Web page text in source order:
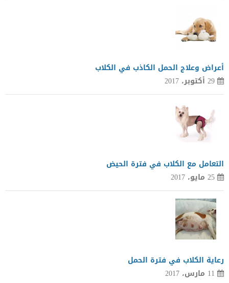
أعراض وعلاج الحمل الكاذب في الكلاب
29 أكتوبر، 2017
التعامل مع الكلاب في فترة الحيض
25 مايو، 2017
رعاية الكلاب في فترة الحمل
11 مارس، 2017